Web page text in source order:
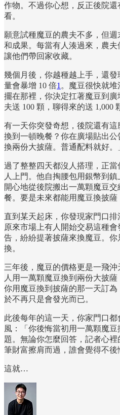
作物。不過你心想，反正後院
看。
願意試種魔豆的農夫不多，但
和成果。每當有人湊過來，農夫
讓他們帶回家收藏。
幾個月後，你越種越上手，還
量會暴增 10 倍1 。魔豆很快就
擺在那裡，你決定扛著魔豆到
夫送 100 顆，聊得來的送 1,000
有一天你突發奇想，後院還有
換到一頓晚餐？你在廣場貼出
換兩份大披薩。普通配料就好。
過了整整四天都沒人搭理，正
人上門。他自掏腰包用銀幣到
開心地從後院搬出一萬顆魔豆
餐。要是未來都能用魔豆換披薩
直到某天起床，你發現家門口排
原來市場上有人開始交易這種
告，紛紛提著披薩來換魔豆。
換。
三年後，魔豆的價格更是一飛
人用一萬顆魔豆換到兩份大披
你用魔豆換到披薩的那一天訂
於不再只是會發光而已。
此後每年的這一天，你家門口
風：「你後悔當初用一萬顆魔
題。無論你怎麼回答，記者心
筆財富擦肩而過，誰會覺得不後
這就…